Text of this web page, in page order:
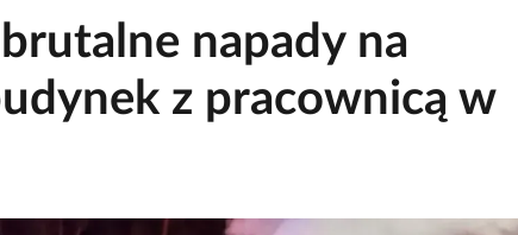
napady na
z pracownicą w